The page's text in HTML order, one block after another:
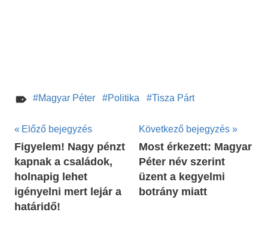
Magyar Péter Politika Tisza Párt
Bejegyzés
navigáció
Előző bejegyzés
Figyelem! Nagy pénzt
kapnak a családok,
holnapig lehet
igényelni mert lejár a
határidő!
Következő bejegyzés
Most érkezett: Magyar
Péter név szerint
üzent a kegyelmi
botrány miatt